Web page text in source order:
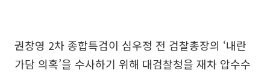
권창영 2차 종합특검이 심우정 전 검찰총장의 ‘내란
가담 의혹’을 수사하기 위해 대검찰청을 재차 압수수